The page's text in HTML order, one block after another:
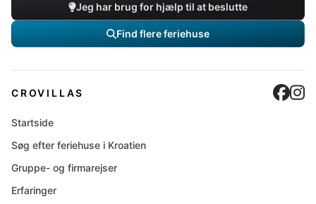
Jeg har brug for hjælp til at beslutte
Find flere feriehuse
CROVILLAS
Startside
Søg efter feriehuse i Kroatien
Gruppe- og firmarejser
Erfaringer